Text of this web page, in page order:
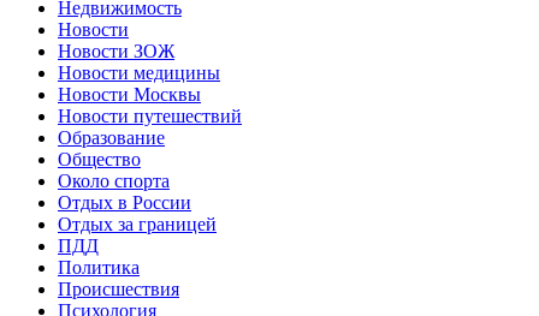
Недвижимость
Новости
Новости ЗОЖ
Новости медицины
Новости Москвы
Новости путешествий
Образование
Общество
Около спорта
Отдых в России
Отдых за границей
ПДД
Политика
Происшествия
Психология